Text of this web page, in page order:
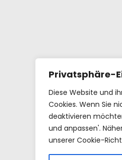
Privatsphäre-
Diese Website und
Cookies. Wenn Sie
deaktivieren
und anpassen'.
unserer Cookie-